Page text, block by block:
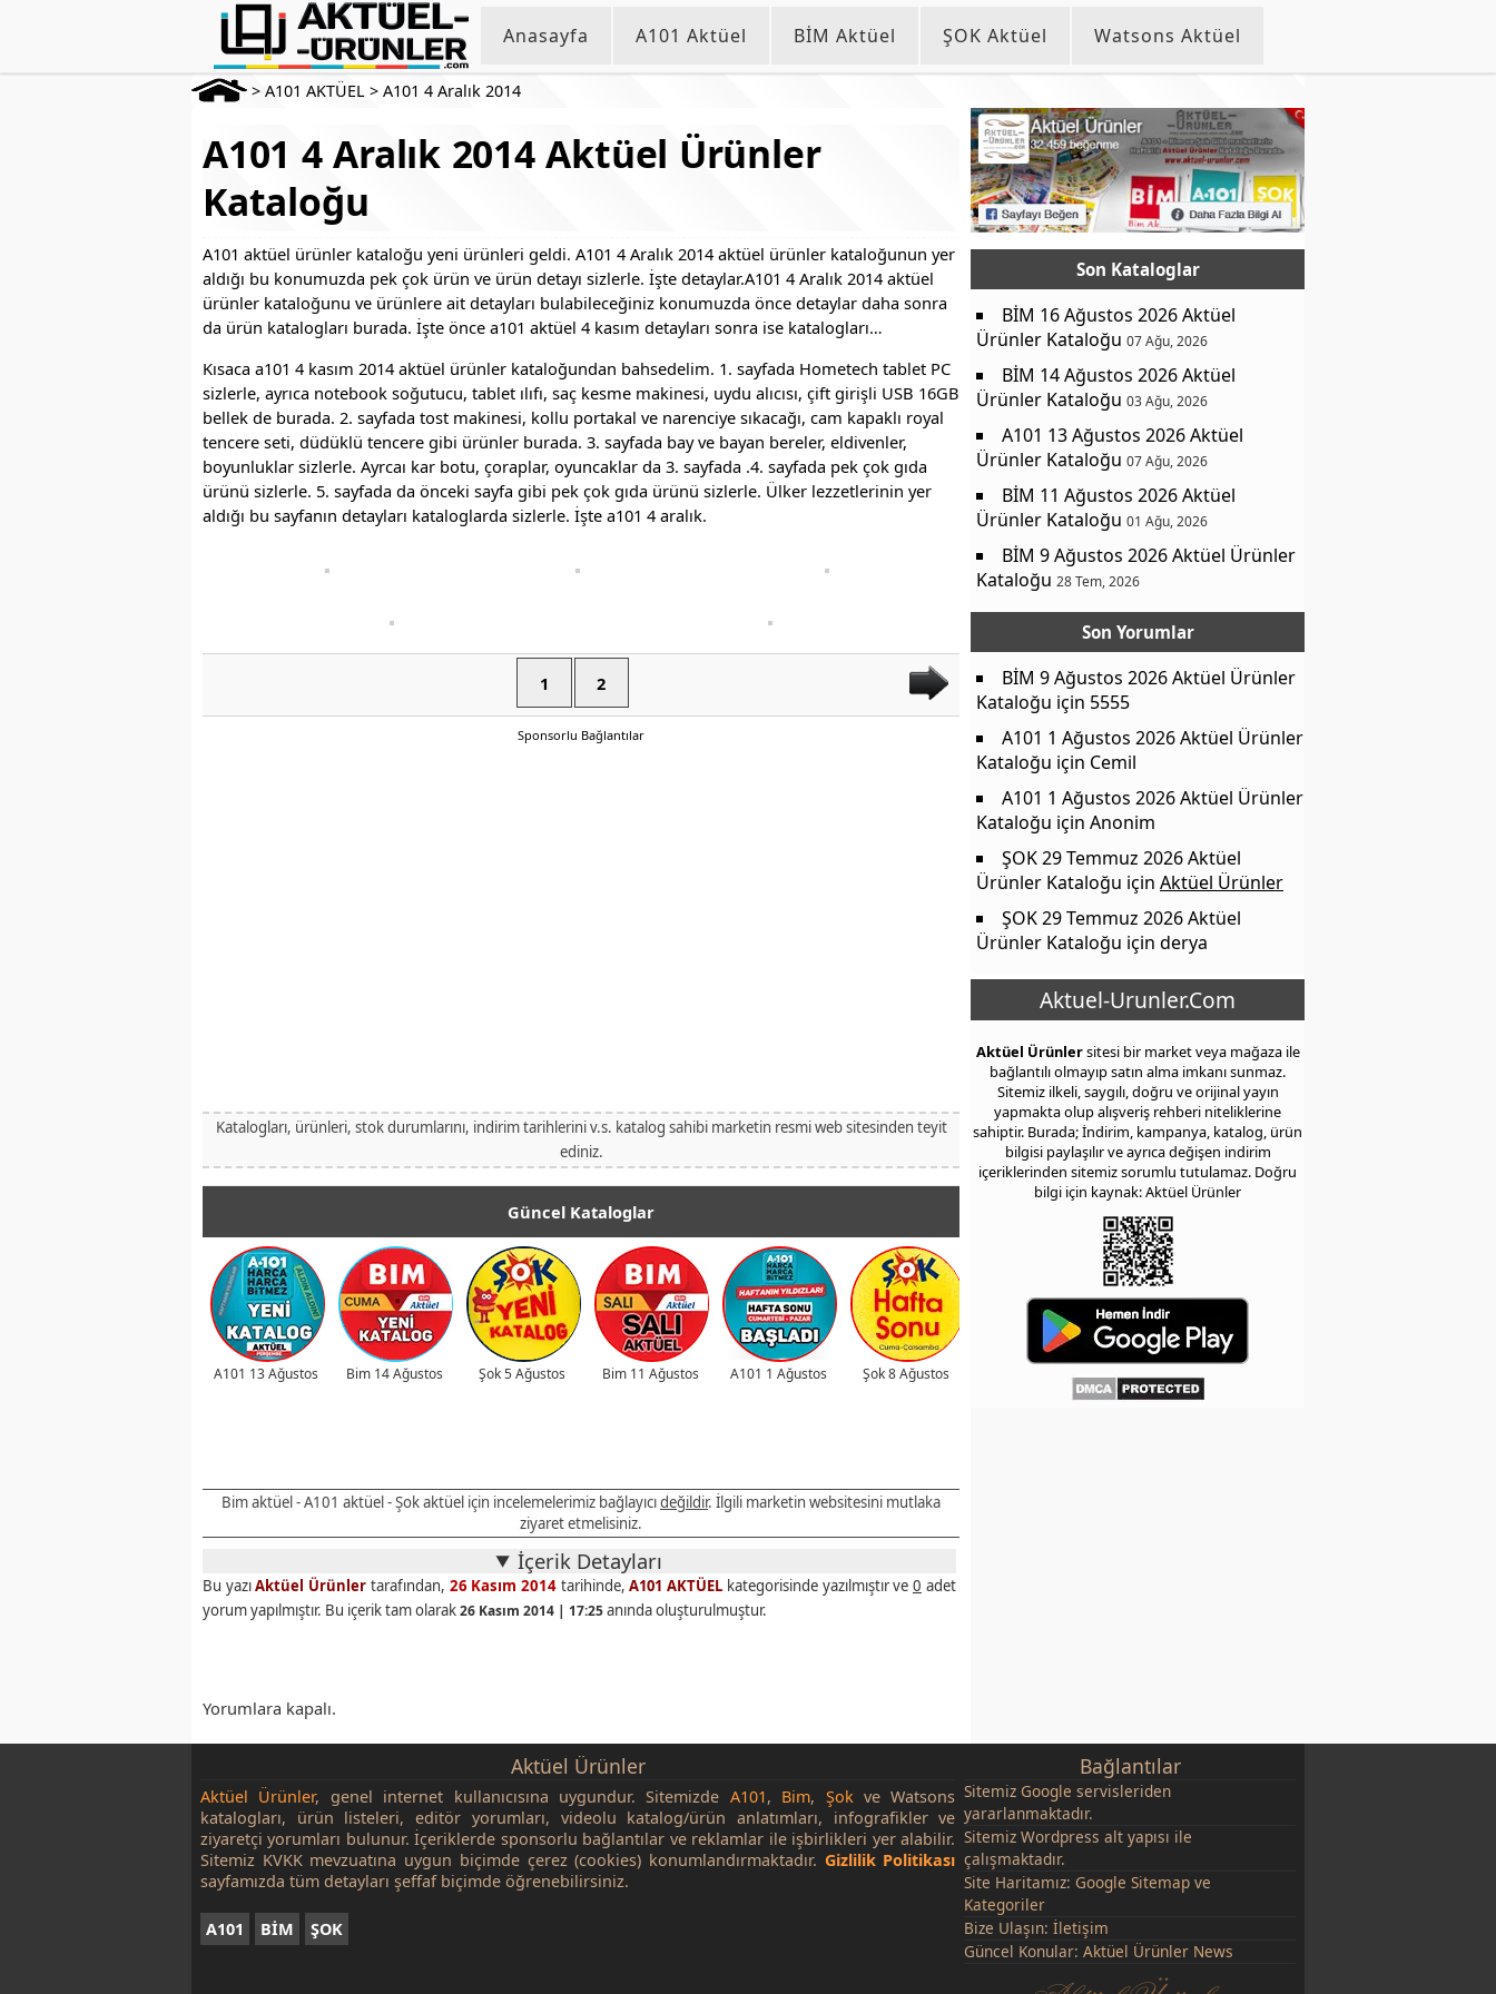
Anasayfa A101 Aktüel BİM Aktüel ŞOK Aktüel Watsons Aktüel
> A101 AKTÜEL > A101 4 Aralık 2014
A101 4 Aralık 2014 Aktüel Ürünler
Kataloğu
A101 aktüel ürünler kataloğu yeni ürünleri geldi. A101 4 Aralık 2014 aktüel ürünler kataloğunun yer
aldığı bu konumuzda pek çok ürün ve ürün detayı sizlerle. İşte detaylar.A101 4 Aralık 2014 aktüel
ürünler kataloğunu ve ürünlere ait detayları bulabileceğiniz konumuzda önce detaylar daha sonra
da ürün katalogları burada. İşte önce a101 aktüel 4 kasım detayları sonra ise katalogları…
Kısaca a101 4 kasım 2014 aktüel ürünler kataloğundan bahsedelim. 1. sayfada Hometech tablet PC
sizlerle, ayrıca notebook soğutucu, tablet ılıfı, saç kesme makinesi, uydu alıcısı, çift girişli USB 16GB
bellek de burada. 2. sayfada tost makinesi, kollu portakal ve narenciye sıkacağı, cam kapaklı royal
tencere seti, düdüklü tencere gibi ürünler burada. 3. sayfada bay ve bayan bereler, eldivenler,
boyunluklar sizlerle. Ayrcaı kar botu, çoraplar, oyuncaklar da 3. sayfada .4. sayfada pek çok gıda
ürünü sizlerle. 5. sayfada da önceki sayfa gibi pek çok gıda ürünü sizlerle. Ülker lezzetlerinin yer
aldığı bu sayfanın detayları kataloglarda sizlerle. İşte a101 4 aralık.
1 2
Sponsorlu Bağlantılar
Katalogları, ürünleri, stok durumlarını, indirim tarihlerini v.s. katalog sahibi marketin resmi web sitesinden teyit
ediniz.
Güncel Kataloglar
A101 13 Ağustos Bim 14 Ağustos Şok 5 Ağustos Bim 11 Ağustos A101 1 Ağustos Şok 8 Ağustos
Bim aktüel - A101 aktüel - Şok aktüel için incelemelerimiz bağlayıcıdeğildir. İlgili marketin websitesini mutlaka
ziyaret etmelisiniz.
İçerik Detayları
Bu yazıAktüel Ürünler tarafından, 26 Kasım 2014tarihinde,A101 AKTÜEL kategorisinde yazılmıştır ve 0 adet
yorum yapılmıştır. Bu içerik tam olarak26 Kasım 2014 | 17:25anında oluşturulmuştur.
Yorumlara kapalı.
Son Kataloglar
BİM 16 Ağustos 2026 Aktüel
Ürünler Kataloğu 07 Ağu, 2026
BİM 14 Ağustos 2026 Aktüel
Ürünler Kataloğu 03 Ağu, 2026
A101 13 Ağustos 2026 Aktüel
Ürünler Kataloğu 07 Ağu, 2026
BİM 11 Ağustos 2026 Aktüel
Ürünler Kataloğu 01 Ağu, 2026
BİM 9 Ağustos 2026 Aktüel Ürünler
Kataloğu 28 Tem, 2026
Son Yorumlar
BİM 9 Ağustos 2026 Aktüel Ürünler
Kataloğu için 5555
A101 1 Ağustos 2026 Aktüel Ürünler
Kataloğu için Cemil
A101 1 Ağustos 2026 Aktüel Ürünler
Kataloğu için Anonim
ŞOK 29 Temmuz 2026 Aktüel
Ürünler Kataloğu için Aktüel Ürünler
ŞOK 29 Temmuz 2026 Aktüel
Ürünler Kataloğu için derya
Aktuel-Urunler.Com
Aktüel Ürünlersitesi bir market veya mağaza ile
bağlantılı olmayıp satın alma imkanı sunmaz.
Sitemiz ilkeli, saygılı, doğru ve orijinal yayın
yapmakta olup alışveriş rehberi niteliklerine
sahiptir. Burada; İndirim, kampanya, katalog, ürün
bilgisi paylaşılır ve ayrıca değişen indirim
içeriklerinden sitemiz sorumlu tutulamaz. Doğru
bilgi için kaynak: Aktüel Ürünler
Aktüel Ürünler
Aktüel Ürünler, genel internet kullanıcısına uygundur. Sitemizde A101, Bim, Şokve Watsons
katalogları, ürün listeleri, editör yorumları, videolu katalog/ürün anlatımları, infografikler ve
ziyaretçi yorumları bulunur. İçeriklerde sponsorlu bağlantılar ve reklamlar ile işbirlikleri yer alabilir.
Sitemiz KVKK mevzuatına uygun biçimde çerez (cookies) konumlandırmaktadır. Gizlilik Politikası
sayfamızda tüm detayları şeffaf biçimde öğrenebilirsiniz.
A101 BİM ŞOK
Bağlantılar
Sitemiz Google servisleriden
yararlanmaktadır.
Sitemiz Wordpress alt yapısı ile
çalışmaktadır.
Site Haritamız: Google Sitemap ve
Kategoriler
Bize Ulaşın:İletişim
Güncel Konular:Aktüel Ürünler News